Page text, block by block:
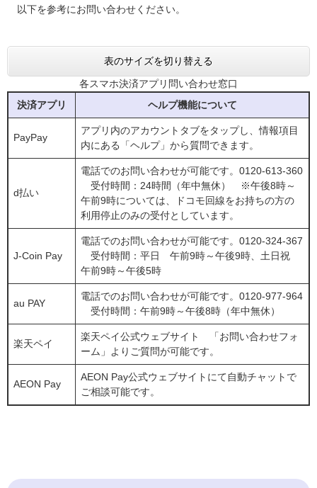
以下を参考にお問い合わせください。
表のサイズを切り替える
各スマホ決済アプリ問い合わせ窓口
決済アプリ
ヘルプ機能について
PayPay
アプリ内のアカウントタブをタップし、情報項目
内にある「ヘルプ」から質問できます。
d払い
電話でのお問い合わせが可能です。0120-613-360
受付時間：24時間（年中無休） ※午後8時～
午前9時については、ドコモ回線をお持ちの方の
利用停止のみの受付としています。
J-Coin Pay
電話でのお問い合わせが可能です。0120-324-367
受付時間：平日 午前9時～午後9時、土日祝
午前9時～午後5時
au PAY
電話でのお問い合わせが可能です。0120-977-964
受付時間：午前9時～午後8時（年中無休）
楽天ペイ
楽天ペイ公式ウェブサイト 「お問い合わせフォ
ーム」よりご質問が可能です。
AEON Pay
AEON Pay公式ウェブサイトにて自動チャットで
ご相談可能です。